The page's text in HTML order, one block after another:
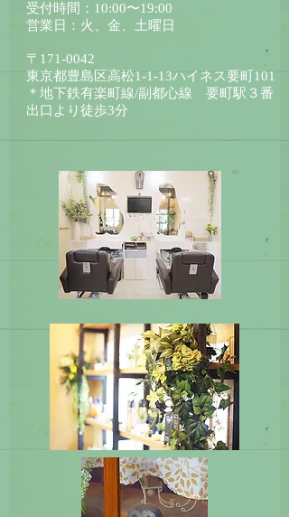
受付時間：10:00〜19:00
営業日：火、金、土曜日
〒171-0042
東京都豊島区高松1-1-13ハイネス要町101
​＊地下鉄有楽町線/副都心線 要町駅３番
出口より徒歩3分